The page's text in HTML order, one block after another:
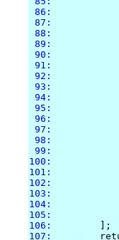
86:
87:
88:
89:
90:
91:
92:
93:
94:
95:
96:
97:
98:
99:
100:
101:
102:
103:
104:
105:
106:
107: